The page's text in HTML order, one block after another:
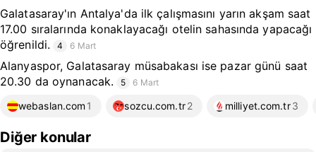
Galatasaray'ın Antalya'da ilk çalışmasını yarın akşam saat
17.00 sıralarında konaklayacağı otelin sahasında yapacağı
öğrenildi.
4 6 Mart
Alanyaspor, Galatasaray müsabakası ise pazar günü saat
20.30 da oynanacak.
5 6 Mart
webaslan.com 1 sozcu.com.tr2 milliyet.com.tr3
Diğer konular